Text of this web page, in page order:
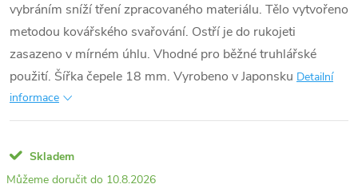
vybráním sníží tření zpracovaného materiálu. Tělo vytvořeno
metodou kovářského svařování. Ostří je do rukojeti
zasazeno v mírném úhlu. Vhodné pro běžné truhlářské
použití. Šířka čepele 18 mm. Vyrobeno v Japonsku Detailní
informace
Skladem
10.8.2026